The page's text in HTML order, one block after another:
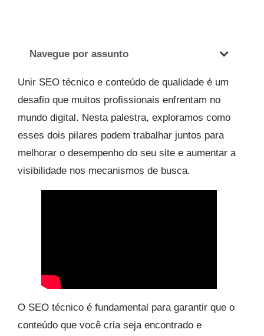
Navegue por assunto
Unir SEO técnico e conteúdo de qualidade é um
desafio que muitos profissionais enfrentam no
mundo digital. Nesta palestra, exploramos como
esses dois pilares podem trabalhar juntos para
melhorar o desempenho do seu site e aumentar a
visibilidade nos mecanismos de busca.
O SEO técnico é fundamental para garantir que o
conteúdo que você cria seja encontrado e